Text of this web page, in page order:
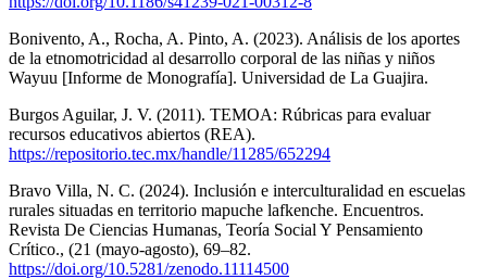
Bonivento, A., Rocha, A. Pinto, A. (2023). Análisis de los aportes
de la etnomotricidad al desarrollo corporal de las niñas y niños
Wayuu [Informe de Monografía]. Universidad de La Guajira.
Burgos Aguilar, J. V. (2011). TEMOA: Rúbricas para evaluar
recursos educativos abiertos (REA).
https://repositorio.tec.mx/handle/11285/652294
Bravo Villa, N. C. (2024). Inclusión e interculturalidad en escuelas
rurales situadas en territorio mapuche lafkenche. Encuentros.
Revista De Ciencias Humanas, Teoría Social Y Pensamiento
Crítico., (21 (mayo-agosto), 69–82.
https://doi.org/10.5281/zenodo.11114500